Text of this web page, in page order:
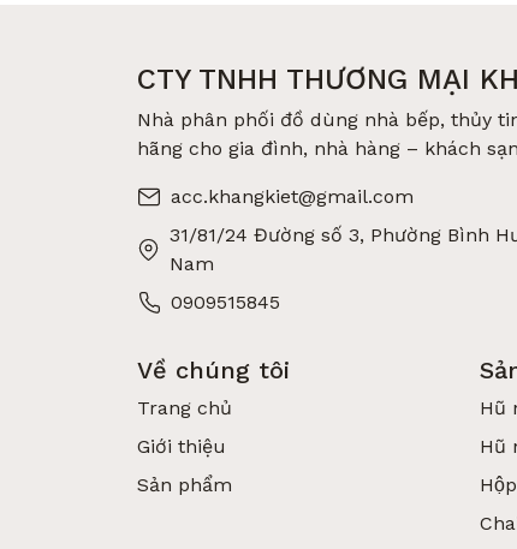
CTY TNHH THƯƠNG MẠI
Nhà phân phối đồ dùng nhà bếp, thủy
hãng cho gia đình, nhà hàng – khách
acc.khangkiet@gmail.com
31/81/24 Đường số 3, Phường Bình
Nam
0909515845
Về chúng tôi
Trang chủ
Giới thiệu
Sản phẩm
Hũ
Hũ